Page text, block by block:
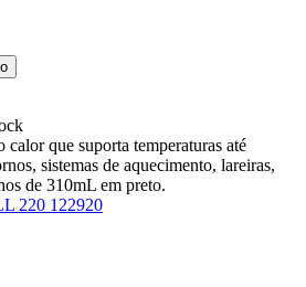
calor que suporta temperaturas até
sistemas de aquecimento, lareiras,
de 310mL em preto.